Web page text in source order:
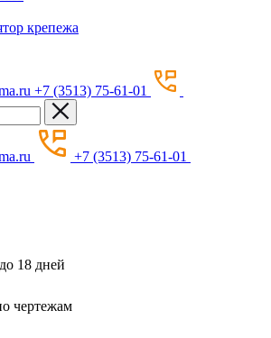
крепежа
+7 (3513) 75-61-01
+7 (3513) 75-61-01
18 дней
чертежам